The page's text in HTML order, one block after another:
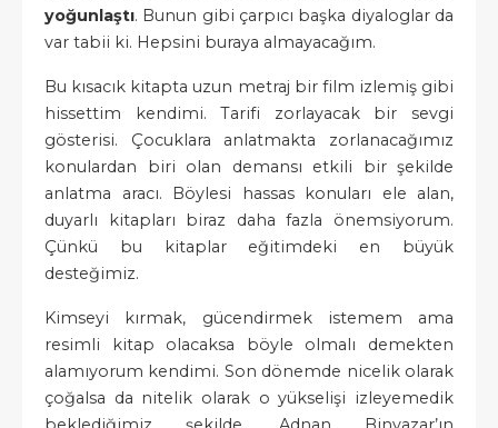
yoğunlaştı. Bunun gibi çarpıcı başka diyaloglar da
var tabii ki. Hepsini buraya almayacağım.
Bu kısacık kitapta uzun metraj bir film izlemiş gibi
hissettim kendimi. Tarifi zorlayacak bir sevgi
gösterisi. Çocuklara anlatmakta zorlanacağımız
konulardan biri olan demansı etkili bir şekilde
anlatma aracı. Böylesi hassas konuları ele alan,
duyarlı kitapları biraz daha fazla önemsiyorum.
Çünkü bu kitaplar eğitimdeki en büyük
desteğimiz.
Kimseyi kırmak, gücendirmek istemem ama
resimli kitap olacaksa böyle olmalı demekten
alamıyorum kendimi. Son dönemde nicelik olarak
çoğalsa da nitelik olarak o yükselişi izleyemedik